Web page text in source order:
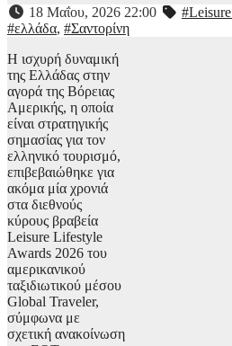
18 Μαΐου, 2026 22:00
#ελλάδα, #Σαντορίνη
H ισχυρή δυναμική
της Ελλάδας στην
αγορά της Βόρειας
Αμερικής, η οποία
είναι στρατηγικής
σημασίας για τον
ελληνικό τουρισμό,
επιβεβαιώθηκε για
ακόμα μία χρονιά
στα διεθνούς
κύρους βραβεία
Leisure Lifestyle
Awards 2026 του
αμερικανικού
ταξιδιωτικού μέσου
Global Traveler,
σύμφωνα με
σχετική ανακοίνωση